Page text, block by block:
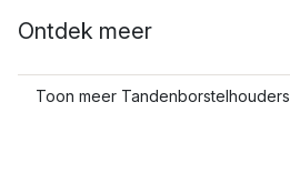
Ontdek meer
Toon meer Tandenborstelhouders